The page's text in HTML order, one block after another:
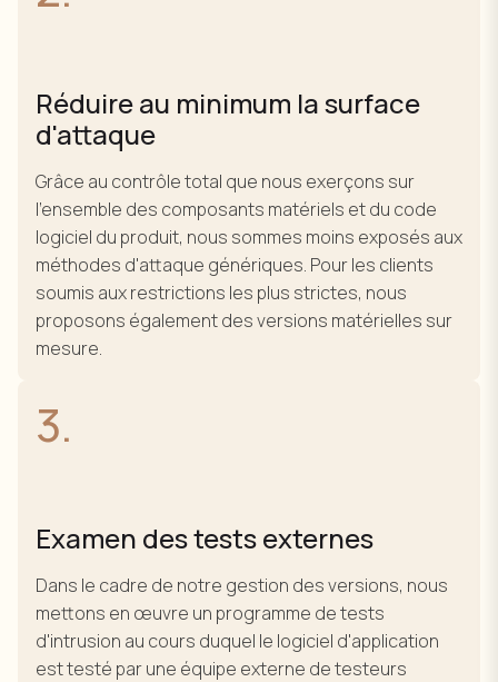
Réduire au minimum la surface
d'attaque
Grâce au contrôle total que nous exerçons sur
l'ensemble des composants matériels et du code
logiciel du produit, nous sommes moins exposés aux
méthodes d'attaque génériques. Pour les clients
soumis aux restrictions les plus strictes, nous
proposons également des versions matérielles sur
mesure.
3.
Examen des tests externes
Dans le cadre de notre gestion des versions, nous
mettons en œuvre un programme de tests
d'intrusion au cours duquel le logiciel d'application
est testé par une équipe externe de testeurs